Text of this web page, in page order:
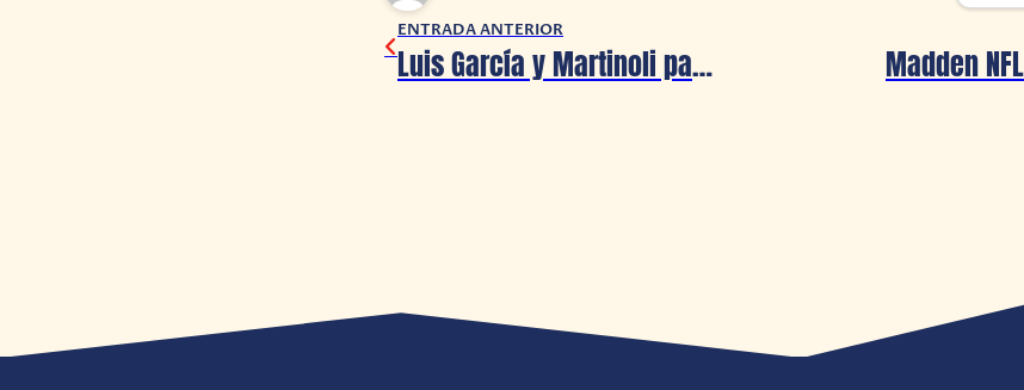
ENTRADA ANTERIOR
Luis García y Martinoli pagan su reto de Kwai comiendo alimento para mascotas